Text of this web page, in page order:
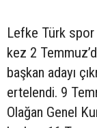
Lefke Türk spor
kez 2
başkan adayı
ertelendi. 9
Olağan Genel